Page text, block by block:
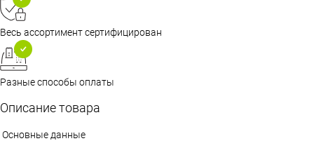
Весь ассортимент сертифицирован
Разные способы оплаты
Описание товара
Основные данные